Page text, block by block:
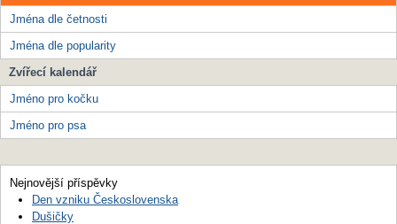
Jména dle četnosti
Jména dle popularity
Zvířecí kalendář
Jméno pro kočku
Jméno pro psa
Nejnovější příspěvky
Den vzniku Československa
Dušičky